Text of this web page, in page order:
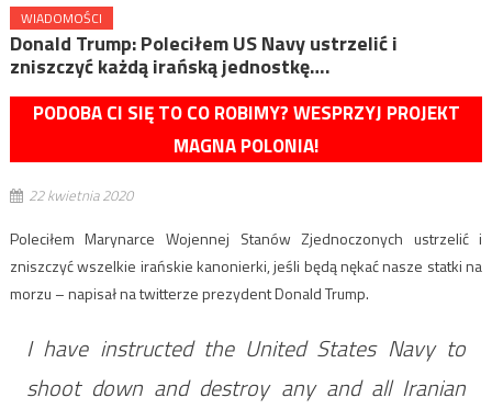
WIADOMOŚCI
Donald Trump: Poleciłem US Navy ustrzelić i
zniszczyć każdą irańską jednostkę….
PODOBA CI SIĘ TO CO ROBIMY? WESPRZYJ PROJEKT
MAGNA POLONIA!
22 kwietnia 2020
Poleciłem Marynarce Wojennej Stanów Zjednoczonych ustrzelić i
zniszczyć wszelkie irańskie kanonierki, jeśli będą nękać nasze statki na
morzu – napisał na twitterze prezydent Donald Trump.
I have instructed the United States Navy to
shoot down and destroy any and all Iranian